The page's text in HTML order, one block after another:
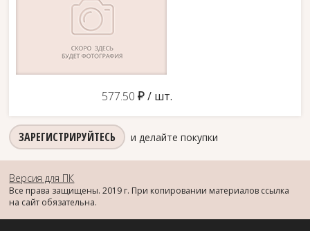
577.50 д/ шт.
ЗАРЕГИСТРИРУЙТЕСЬ и делайте покупки
Версия для ПК
Все права защищены. 2019 г. При копировании материалов ссылка
на сайт обязательна.